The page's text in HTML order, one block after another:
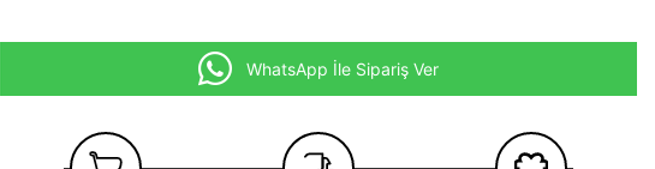
WhatsApp İle Sipariş Ver